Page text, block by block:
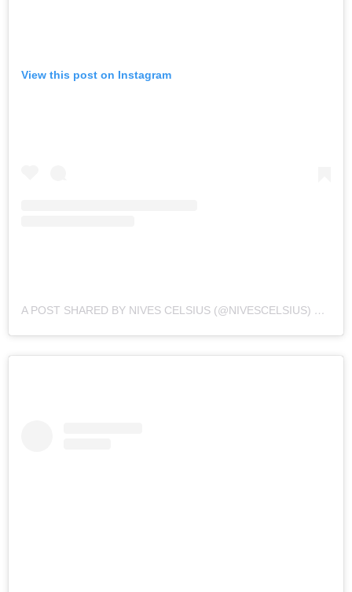
View this post on Instagram
A POST SHARED BY NIVES CELSIUS (@NIVESCELSIUS)